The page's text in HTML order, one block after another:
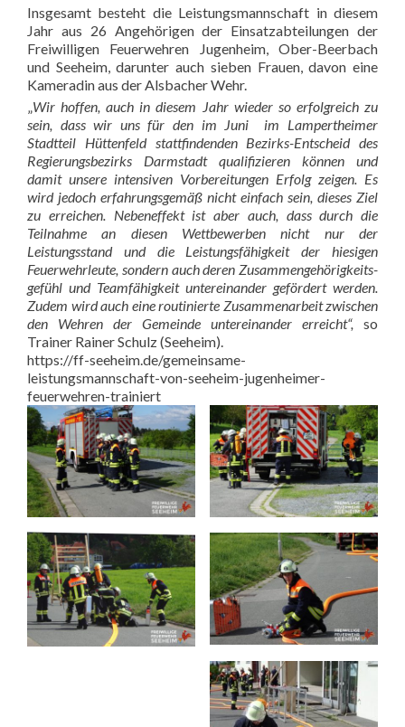
Insgesamt besteht die Leistungsmannschaft in diesem
Jahr aus 26 Angehörigen der Einsatzabteilungen der
Freiwilligen Feuerwehren Jugenheim, Ober-Beerbach
und Seeheim, darunter auch sieben Frauen, davon eine
Kameradin aus der Alsbacher Wehr.
„Wir hoffen, auch in diesem Jahr wieder so erfolgreich zu
sein, dass wir uns für den im Juni im Lampertheimer
Stadtteil Hüttenfeld stattfindenden Bezirks-Entscheid des
Regierungsbezirks Darmstadt qualifizieren können und
damit unsere intensiven Vorbereitungen Erfolg zeigen. Es
wird jedoch erfahrungsgemäß nicht einfach sein, dieses Ziel
zu erreichen. Nebeneffekt ist aber auch, dass durch die
Teilnahme an diesen Wettbewerben nicht nur der
Leistungsstand und die Leistungsfähigkeit der hiesigen
Feuerwehrleute, sondern auch deren Zusammengehörigkeits-
gefühl und Teamfähigkeit untereinander gefördert werden.
Zudem wird auch eine routinierte Zusammenarbeit zwischen
den Wehren der Gemeinde untereinander erreicht“, so
Trainer Rainer Schulz (Seeheim).
https://ff-seeheim.de/gemeinsame-
leistungsmannschaft-von-seeheim-jugenheimer-
feuerwehren-trainiert